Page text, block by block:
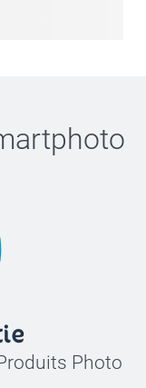
Photo